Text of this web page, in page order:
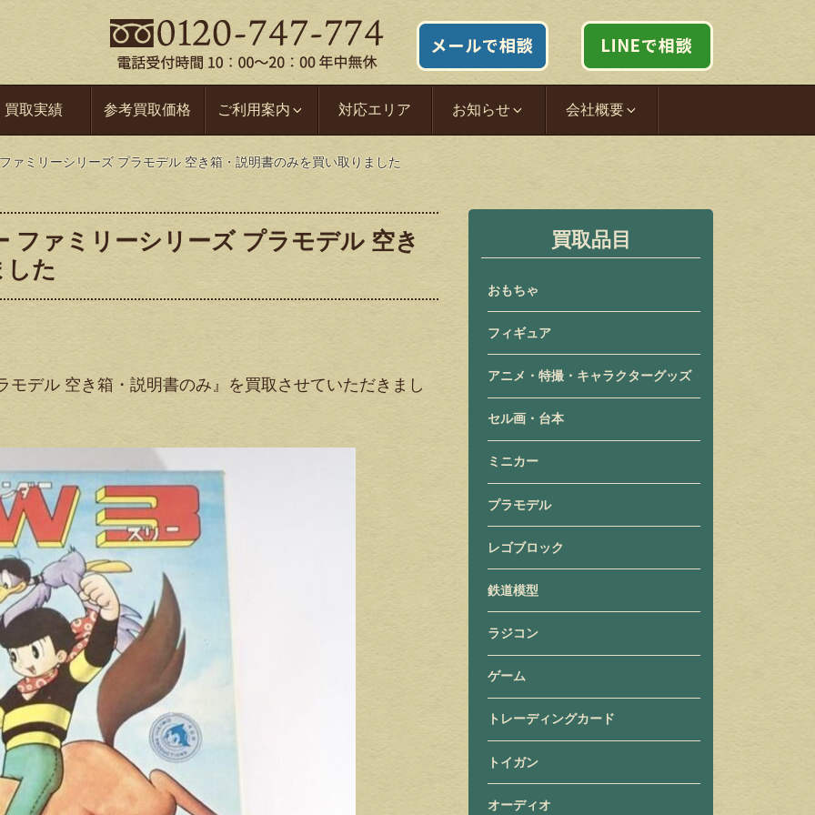
買取実績 参考買取価格 ご利用案内 対応エリア お知らせ 会社概要
ァミリーシリーズ プラモデル 空き箱・説明書のみを買い取りました
ファミリーシリーズ プラモデル 空き
した
デル 空き箱・説明書のみ』を買取させていただきまし
買取品目
おもちゃ
フィギュア
アニメ・特撮・キャラクターグッズ
セル画・台本
ミニカー
プラモデル
レゴブロック
鉄道模型
ラジコン
ゲーム
トレーディングカード
トイガン
オーディオ